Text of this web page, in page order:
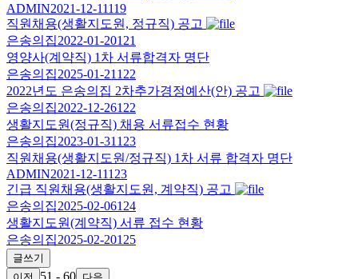
ADMIN2021-12-11119
직원채용(생활지도원, 정규직) 공고
은송의집2022-01-20121
영양사(계약직) 1차 서류합격자 명단
은송의집2025-01-21 122
2022년도 은송의집 2차추가경정예산(안) 공고
은송의집2022-12-26122
생활지도원(정규직) 채용 서류접수 현황
은송의집2023-01-31 123
직원채용(생활지도원/정규직) 1차 서류 합격자 명단
ADMIN2021-12-11123
긴급 직원채용(생활지도원, 계약직) 공고
은송의집2025-02-06124
생활지도원(계약직) 서류 접수 현황
은송의집2025-02-20125
글쓰기
51 - 60